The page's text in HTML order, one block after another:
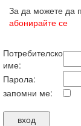
За да можете да
абонирайте се
Потребителско
име:
Парола:
запомни ме: